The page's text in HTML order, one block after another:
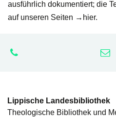
ausführlich dokumentiert; die
auf unseren Seiten →hier.
Lippische Landesbibliothek
Theologische Bibliothek und